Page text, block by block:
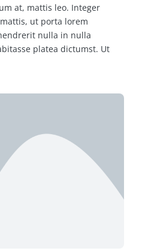
at, mattis leo. Integer
ut porta lorem
nulla in nulla
platea dictumst. Ut